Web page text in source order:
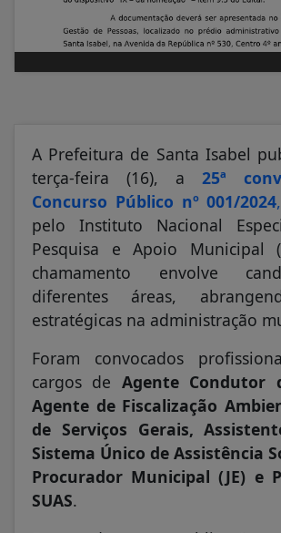
A Prefeitura de Santa Isabel
terça-feira (16), a 25ª
Concurso Público nº 001/2024,
pelo Instituto Nacional
Pesquisa e Apoio Municipal
chamamento envolve
diferentes áreas,
estratégicas na administração
Foram convocados
cargos de Agente Condutor
Agente de Fiscalização
de Serviços Gerais,
Sistema Único de Assistência
Procurador Municipal (JE) e
SUAS.